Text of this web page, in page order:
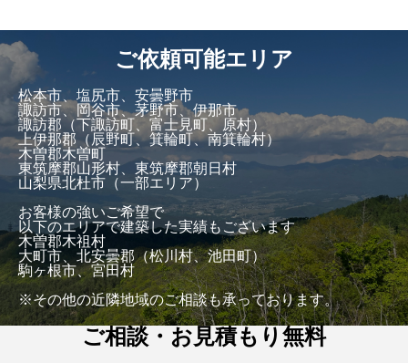
ご依頼可能エリア
松本市、塩尻市、安曇野市
諏訪市、岡谷市、茅野市、伊那市
諏訪郡（下諏訪町、富士見町、原村）
上伊那郡（辰野町、箕輪町、南箕輪村）
木曽郡木曽町
東筑摩郡山形村、東筑摩郡朝日村
山梨県北杜市（一部エリア）
お客様の強いご希望で
以下のエリアで建築した実績もございます
木曽郡木祖村
大町市、北安曇郡（松川村、池田町）
駒ヶ根市、宮田村
※その他の近隣地域のご相談も承っております。
ご相談・お見積もり無料